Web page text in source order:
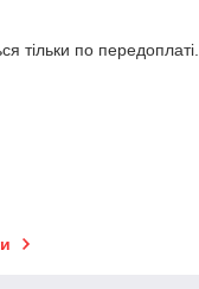
тільки по передоплаті.